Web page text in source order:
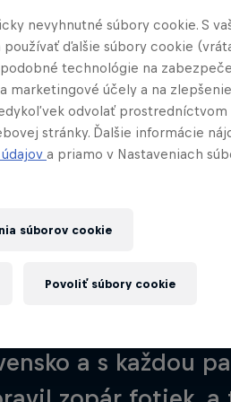
track.Na Glebov
videoshow a
a s každou
nevyhnutné súbory cookie. S
ďalšie súbory cookie
technológie na
marketingové účely a na
odvolať prostredníctvom
stránky. Ďalšie informácie
a priamo v Nastaveniach
súborov cookie
Povoliť súbory cookie